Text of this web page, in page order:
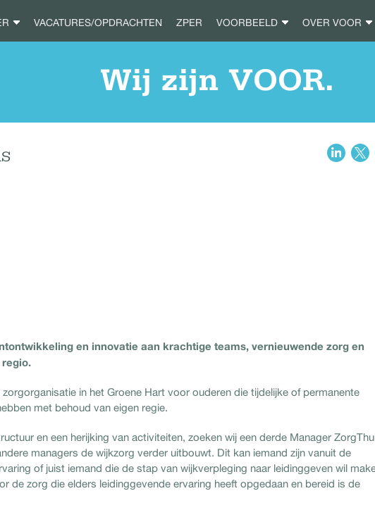
VACATURES/OPDRACHTEN ZPER VOORBEELD OVER VOOR
Wij zijn VOOR.
en innovatie aan krachtige teams, vernieuwende zorg en
in het Groene Hart voor ouderen die tijdelijke of permanente
met behoud van eigen regie.
en een herijking van activiteiten, zoeken wij een derde Manager
managers de wijkzorg verder uitbouwt. Dit kan iemand zijn vanuit de
of juist iemand die de stap van wijkverpleging naar leidinggeven wil
de zorg die elders leidinggevende ervaring heeft opgedaan en bereid is de